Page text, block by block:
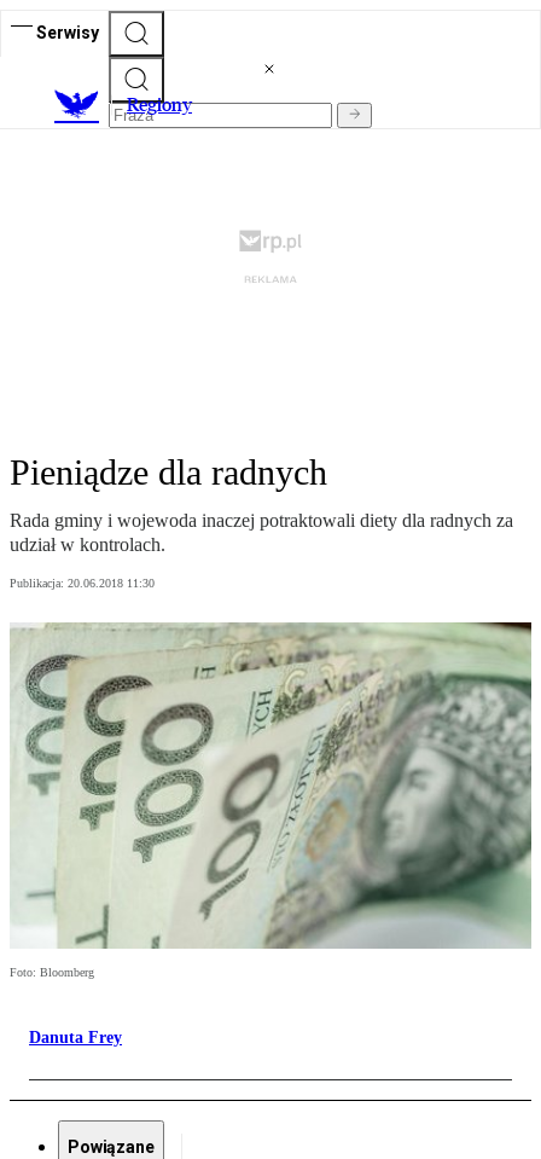
Serwisy
Regiony
Pieniądze dla radnych
Rada gminy i wojewoda inaczej potraktowali diety dla radnych za
udział w kontrolach.
Publikacja: 20.06.2018 11:30
Foto: Bloomberg
Danuta Frey
Powiązane